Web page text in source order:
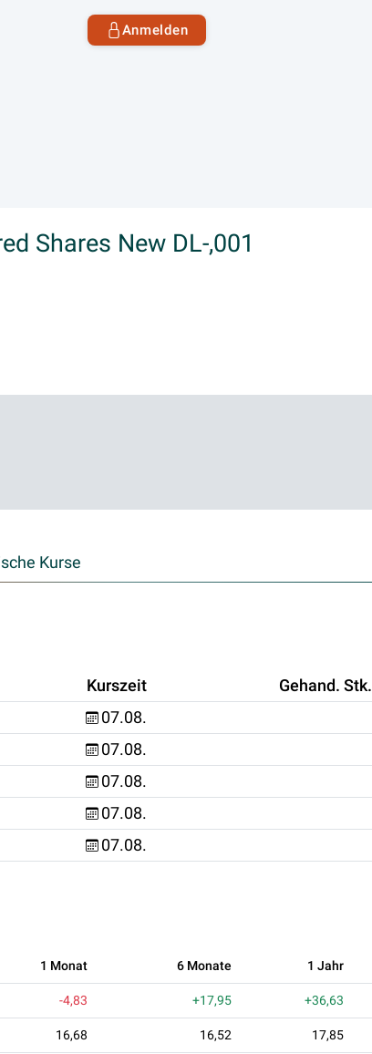
Anmelden
Shares New DL-,001
Kurse
Kurszeit Gehand. Stk.
07.08.
07.08.
07.08.
07.08.
07.08.
1 Monat 6 Monate 1 Jahr
-4,83 +17,95 +36,63
16,68 16,52 17,85